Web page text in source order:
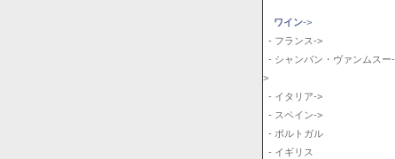
ワイン->
- フランス->
- シャンパン・ヴァンムスー-
>
- イタリア->
- スペイン->
- ポルトガル
- イギリス